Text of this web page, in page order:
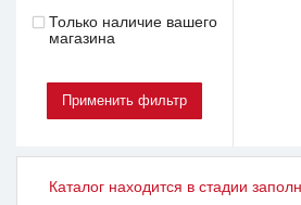
Только наличие вашего
магазина
Каталог находится в стадии